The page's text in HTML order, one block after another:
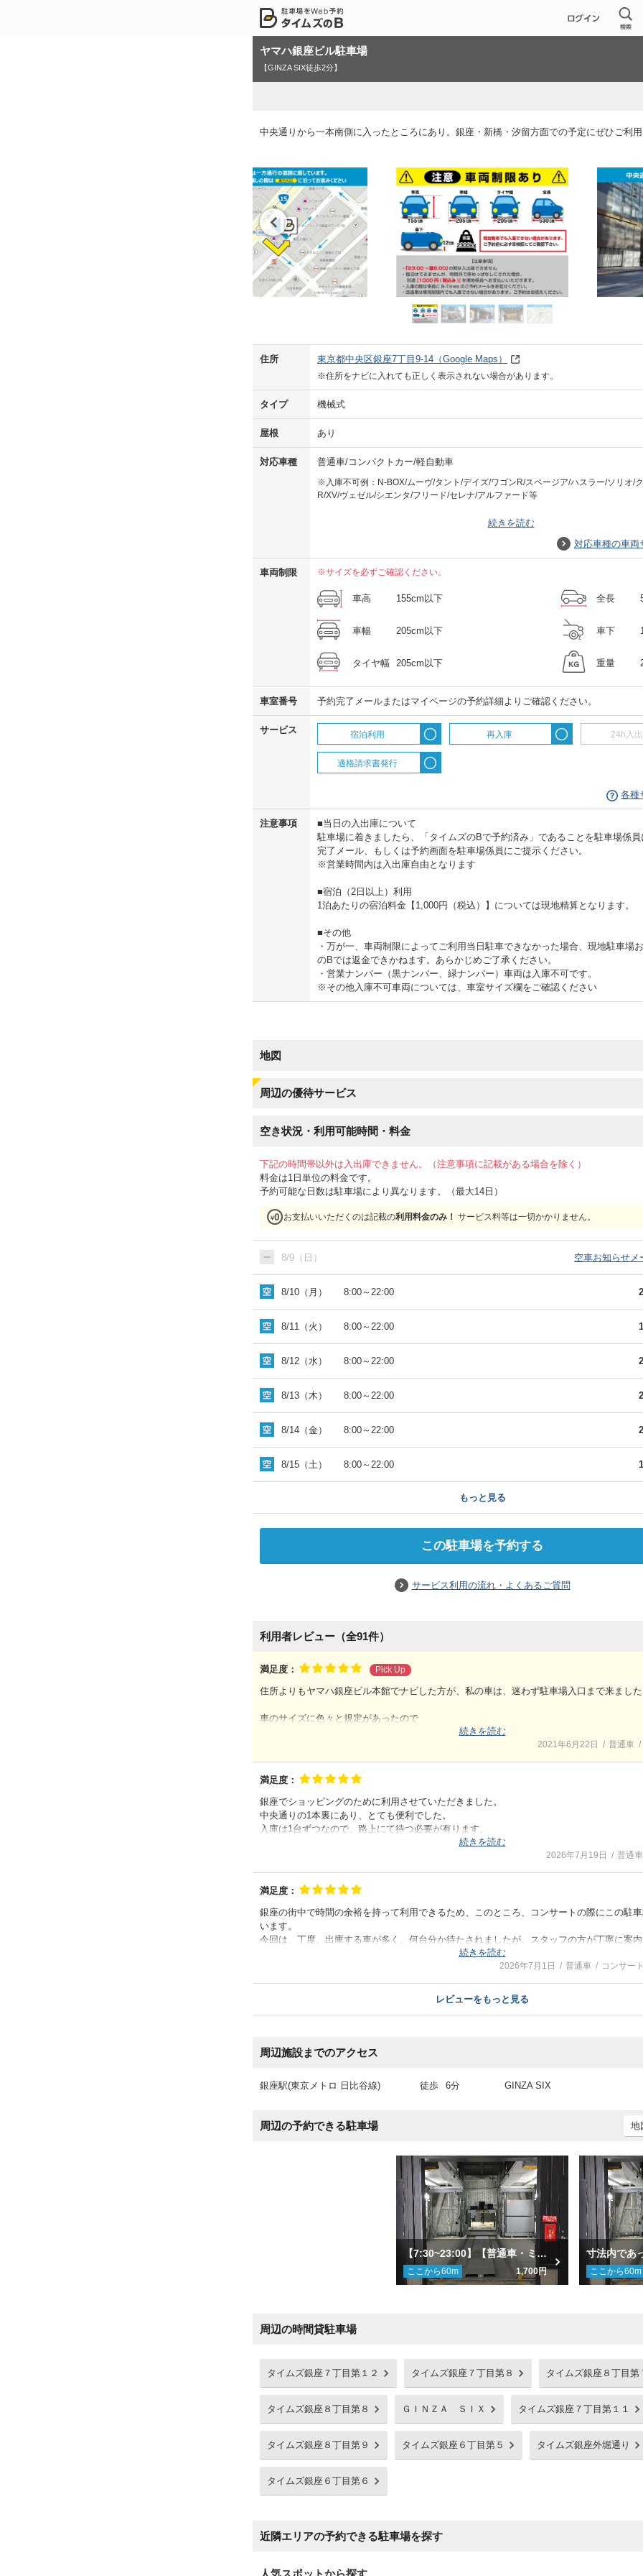
ヤマハ銀座ビル駐車場
【GINZA SIX徒歩2分】
中央通りから一本南側に入ったところにあり。銀座・新橋・汐留方面での予定にぜひご利用
Previo
住所 東京都中央区銀座7丁目9-14 （Google Maps）
※住所をナビに入れても正しく表示されない場合があります。
タイプ 機械式
屋根 あり
対応車種 普通車/コンパクトカー/軽自動車
※入庫不可例：N-BOX/ムーヴ/タント/デイズ/ワゴンR/スページア/ハスラー/ソリオ/
R/XV/ヴェゼル/シエンタ/フリード/セレナ/アルファード等
※営業ナンバー（黒ナンバー、緑ナンバー）車両も入庫不可です
続きを読む
対応車種の車両
車両制限 ※サイズを必ずご確認ください。
車高 155cm以下 全長
車幅 205cm以下 車下
タイヤ幅 205cm以下 重量
車室番号 予約完了メールまたはマイページの予約詳細よりご確認ください。
サービス 宿泊利用 再入庫 24h入
適格請求書発行
各種
注意事項
■当日の入出庫について
駐車場に着きましたら、「タイムズのBで予約済み」であることを駐車場係
完了メール、もしくは予約画面を駐車場係員にご提示ください。
※営業時間内は入出庫自由となります
■宿泊（2日以上）利用
1泊あたりの宿泊料金【1,000円（税込）】については現地精算となります。
■その他
・万が一、車両制限によってご利用当日駐車できなかった場合、現地駐車場
のBでは返金できかねます。あらかじめご了承ください。
・営業ナンバー（黒ナンバー、緑ナンバー）車両は入庫不可です。
※その他入庫不可車両については、車室サイズ欄をご確認ください
地図
周辺の優待サービス
空き状況・利用可能時間・料金
下記の時間帯以外は入出庫できません。（注意事項に記載がある場合を除く）
料金は1日単位の料金です。
予約可能な日数は駐車場により異なります。（最大14日）
お支払いいただくのは記載の利用料金のみ！ サービス料等は一切かかりません。
8/9（日） 空車お知らせメ
8/10（月） 8:00～ 22:00
8/11（火） 8:00～ 22:00
8/12（水） 8:00～ 22:00
8/13（木） 8:00～ 22:00
8/14（金） 8:00～ 22:00
8/15（土） 8:00～ 22:00
もっと見る
この駐車場を予約する
サービス利用の流れ・よくあるご質問
利用者レビュー（全91件）
満足度： Pick Up
住所よりもヤマハ銀座ビル本館でナビした方が、私の車は、迷わず駐車場入口まで来ました
車のサイズに色々と規定があったので
運転が苦手な方でも簡単に駐車できます。
場所が銀座のど真ん中しかも
なんといっても営業時間内は、出し入れ自由なので、コスパも最高でした。
また、スタッフの方の対応も丁寧でとても
続きを読む
2021年6月22日 普通車
満足度：
銀座でショッピングのために利用させていただきました。
中央通りの1本裏にあり、とても便利でした。
入庫は1台ずつなので、路上にて待つ必要が有ります。
庫内は広く、ターンテーブルが有るので、駐車は容易です。
続きを読む
2026年7月19日 普通車
満足度：
銀座の街中で時間の余裕を持って利用できるため、このところ、コンサートの際にこの駐
います。
今回は、丁度、出庫する車が多く、何台分か待たされましたが、スタッフの方が丁寧に案
まり問題なく、入庫できました。帰る時も気持ち良く送り出して頂き、次の機会も利用した
続きを読む
2026年7月1日 普通車 コンサー
レビューをもっと見る
周辺施設までのアクセス
銀座駅(東京メトロ 日比谷線) 徒歩 6分 GINZA SIX
周辺の予約できる駐車場 地
【7:30~23:00】【普通車・ミドルルーフ車】ビーフラット銀座７丁目パーキング
ここから60m 1,700円 ここから60m
周辺の時間貸駐車場
タイムズ銀座７丁目第１２ タイムズ銀座７丁目第８ タイムズ銀座８丁目第
タイムズ銀座８丁目第８ ＧＩＮＺＡ ＳＩＸ タイムズ銀座７丁目第１１
タイムズ銀座８丁目第９ タイムズ銀座６丁目第５ タイムズ銀座外堀通り
タイムズ銀座６丁目第６
近隣エリアの予約できる駐車場を探す
人気スポットから探す